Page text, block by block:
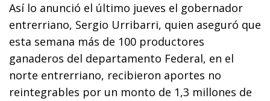
Así lo anunció el último jueves el gobernador
entrerriano, Sergio Urribarri, quien aseguró que
esta semana más de 100 productores
ganaderos del departamento Federal, en el
norte entrerriano, recibieron aportes no
reintegrables por un monto de 1,3 millones de